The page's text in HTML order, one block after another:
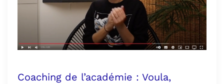
Coaching de l’académie : Voula,